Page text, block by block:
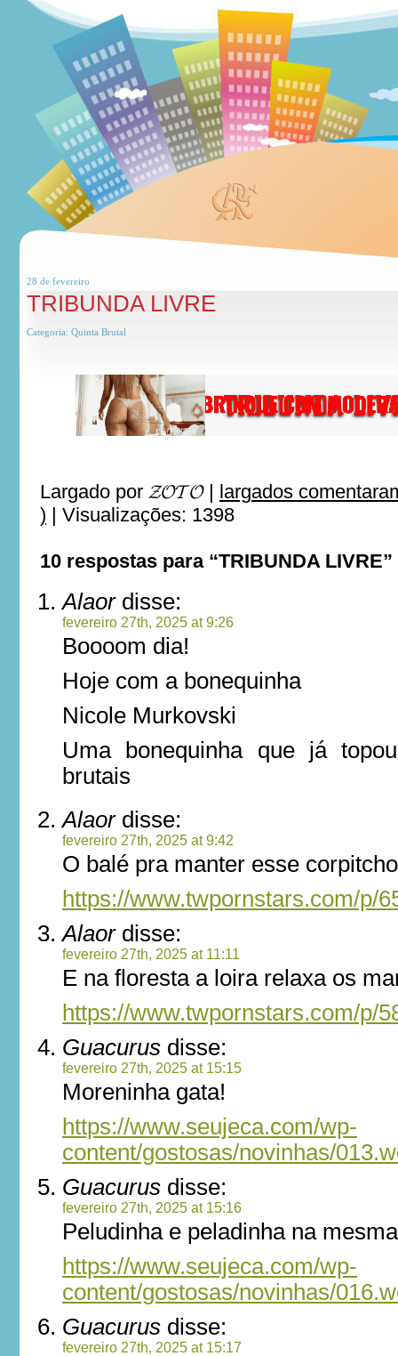
28 de fevereiro
TRIBUNDA LIVRE
Categoria: Quinta Brutal
Largado por 𝓩𝓞𝓣𝓞| largados
) | Visualizações: 1398
10 respostas para “TRIBUNDA LIVRE”
Alaordisse:
fevereiro 27th, 2025 at 9:26
Boooom dia!
Hoje com a bonequinha
Nicole Murkovski
Uma bonequinha que já
brutais
Alaordisse:
fevereiro 27th, 2025 at 9:42
O balé pra manter esse
https://www.twpornstars.com/p/
Alaordisse:
fevereiro 27th, 2025 at 11:11
E na floresta a loira relaxa os
https://www.twpornstars.com/p/
Guacurus disse:
fevereiro 27th, 2025 at 15:15
Moreninha gata!
https://www.seujeca.com/wp-
content/gostosas/novinhas/
Guacurus disse:
fevereiro 27th, 2025 at 15:16
Peludinha e peladinha na
https://www.seujeca.com/wp-
content/gostosas/novinhas/
Guacurus disse:
fevereiro 27th, 2025 at 15:17